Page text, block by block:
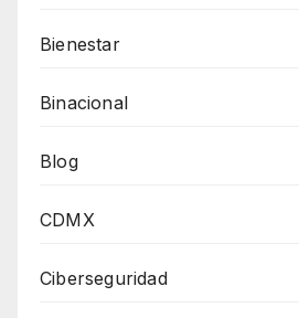
Bienestar
Binacional
Blog
CDMX
Ciberseguridad